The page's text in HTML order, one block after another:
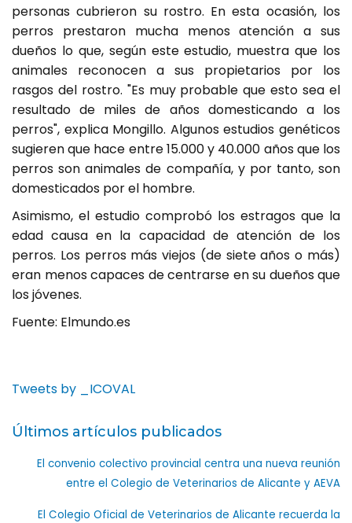
personas cubrieron su rostro. En esta ocasión, los
perros prestaron mucha menos atención a sus
dueños lo que, según este estudio, muestra que los
animales reconocen a sus propietarios por los
rasgos del rostro. "Es muy probable que esto sea el
resultado de miles de años domesticando a los
perros", explica Mongillo. Algunos estudios genéticos
sugieren que hace entre 15.000 y 40.000 años que los
perros son animales de compañía, y por tanto, son
domesticados por el hombre.
Asimismo, el estudio comprobó los estragos que la
edad causa en la capacidad de atención de los
perros. Los perros más viejos (de siete años o más)
eran menos capaces de centrarse en su dueños que
los jóvenes.
Fuente: Elmundo.es
Tweets by _ICOVAL
Últimos artículos publicados
El convenio colectivo provincial centra una nueva reunión
entre el Colegio de Veterinarios de Alicante y AEVA
El Colegio Oficial de Veterinarios de Alicante recuerda la